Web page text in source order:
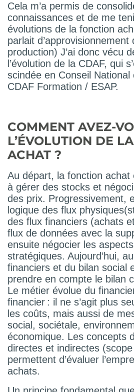
Cela m’a permis de
connaissances et de me
évolutions de la fonction
parlait
production) J’ai donc vécu
l’évolution de la CDAF, qui
scindée en Conseil National
CDAF Formation / ESAP.
COMMENT AVEZ-
L’ÉVOLUTION DE
ACHAT ?
Au départ, la fonction achat
à gérer des stocks et
des prix. Progressivement,
logique des flux
des flux financiers (achats
flux de données avec la
ensuite négocier les
stratégiques. Aujourd’hui,
financiers et du bilan social
prendre en compte le bilan
Le métier évolue du
financier : il ne s’agit plus
les coûts, mais aussi de
social, sociétale,
économique. Les concepts
directes et indirectes
permettent d’évaluer
achats.